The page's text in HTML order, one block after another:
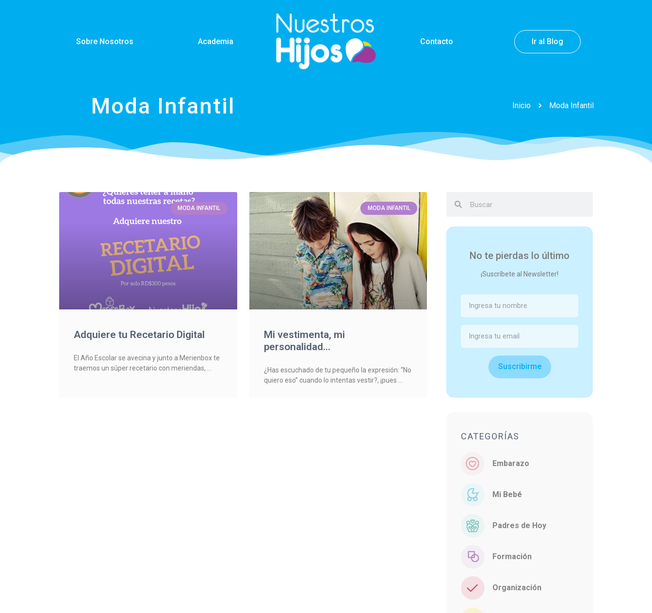
Sobre Nosotros Academia Contacto Ir al Blog
Moda Infantil Inicio Moda Infantil
MODA INFANTIL
Adquiere tu Recetario Digital
El Año Escolar se avecina y junto a Merienbox te
traemos un súper recetario con meriendas,
MODA INFANTIL
Mi vestimenta, mi
personalidad…
¿Has escuchado de tu pequeño la expresión: “No
quiero eso” cuando lo intentas vestir?, ¡pues
No te pierdas lo último
¡Suscríbete al Newsletter!
Suscribirme
CATEGORÍAS
Embarazo
Mi Bebé
Padres de Hoy
Formación
Organización